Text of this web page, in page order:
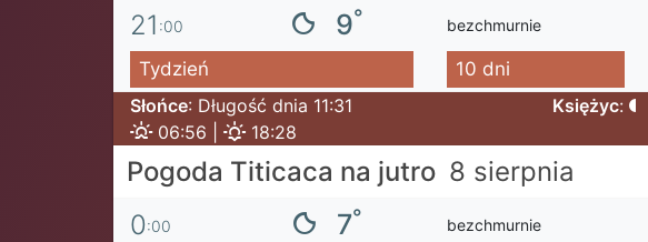
21 :00 9° bezchmurnie
Tydzień 10 dni
Słońce: Długość dnia 11:31
06:56 |
18:28
Księżyc:
Pogoda Titicaca na jutro 8 sierpnia
0:00 7° bezchmurnie